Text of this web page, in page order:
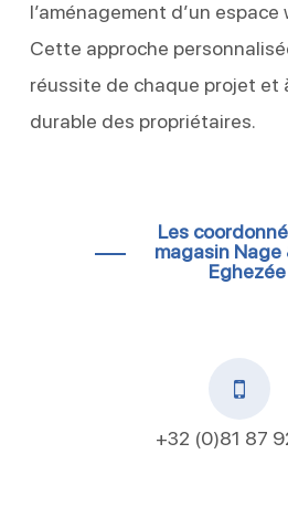
l’aménagement d’un
Cette approche
réussite de chaque projet et
durable des propriétaires.
Les
magasin Nage
Eghezée
+32 (0)81 87